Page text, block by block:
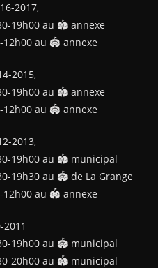
2017,
19h00 au 🏟️ annexe
12h00 au 🏟️ annexe
2015,
19h00 au 🏟️ annexe
12h00 au 🏟️ annexe
2013,
19h00 au 🏟️ municipal
19h30 au 🏟️ de La Grange
12h00 au 🏟️ annexe
19h00 au 🏟️ municipal
20h00 au 🏟️ municipal